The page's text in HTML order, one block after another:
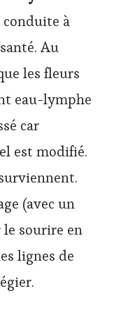
à
Au
les fleurs
eau-lymphe
car
est modifié.
(avec un
sourire en
lignes de